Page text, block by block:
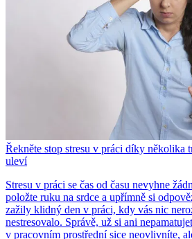
Řekněte stop stresu v práci díky několika
uleví
Stresu v práci se čas od času nevyhne
položte ruku na srdce a upřímně si
zažily klidný den v práci, kdy vás nic
nestresovalo. Správě, už si ani
v pracovním prostřední sice neovlivníte,